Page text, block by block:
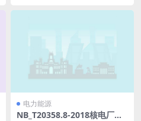
电力能源
NB_T20358.8-2018核电厂建